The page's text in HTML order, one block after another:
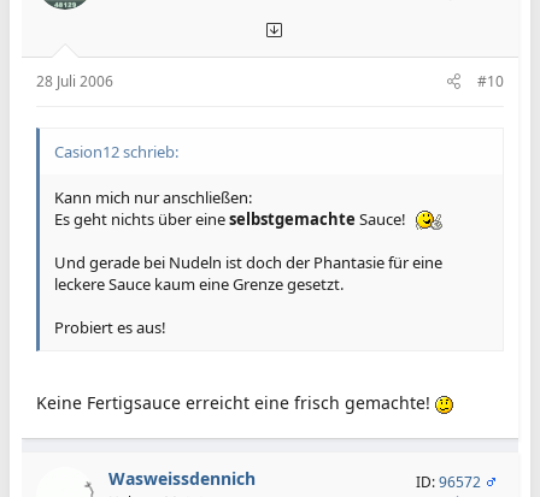
28 Juli 2006 #10
Casion12 schrieb:
Kann mich nur anschließen:
Es geht nichts über eineselbstgemachte Sauce!
Und gerade bei Nudeln ist doch der Phantasie für eine
leckere Sauce kaum eine Grenze gesetzt.
Probiert es aus!
Keine Fertigsauce erreicht eine frisch gemachte!
Wasweissdennich ID:96572